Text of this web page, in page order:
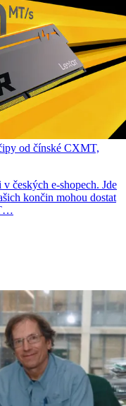
od čínské CXMT,
českých e-shopech. Jde
končin mohou dostat